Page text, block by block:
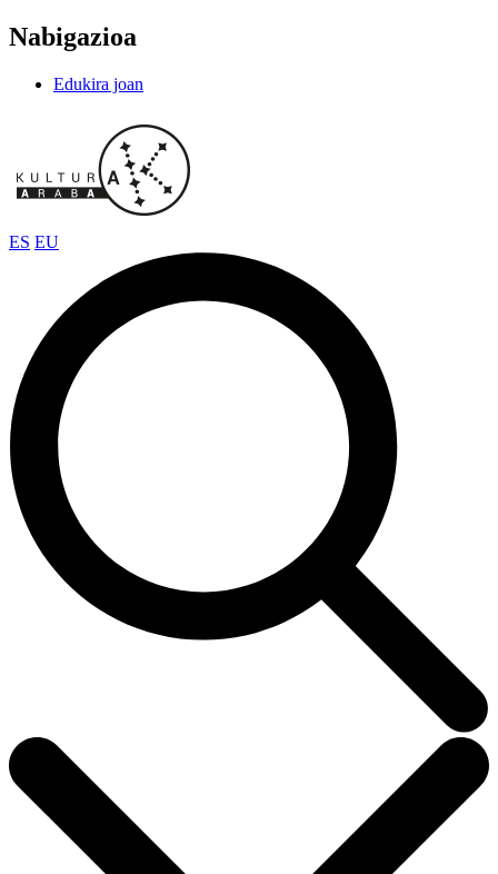
Nabigazioa
Edukira joan
ES EU